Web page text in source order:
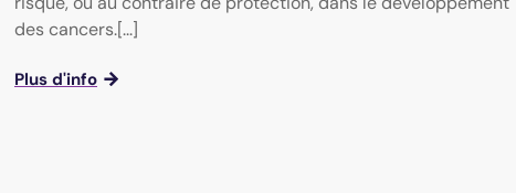
des cancers.[...]
Plus d'info